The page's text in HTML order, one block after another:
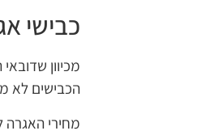
כבישי
מכיוון
הכבישים לא